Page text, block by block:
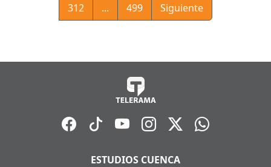
312
... 499 Siguiente
ESTUDIOS CUENCA